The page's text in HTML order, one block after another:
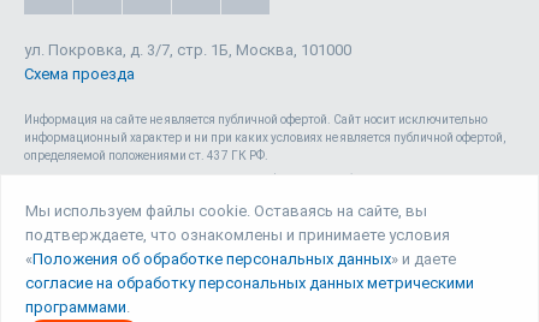
ул. Покровка, д. 3/7, стр. 1Б, Москва, 101000
Схема проезда
Информация на сайте не является публичной офертой. Cайт носит исключительно
информационный характер и ни при каких условиях не является публичной офертой,
определяемой положениями ст. 437 ГК РФ.
(ОГРН: 1087746040140) , а также зарегистрирован в качестве СМИ. Запрещается
копирование (как для собственных нужд, так и с целью распространения) и любое
иное использование сайта, его элементов и материалов без письменного согласия
© Юрвиста, 2026
Мы используем файлы cookie. Оставаясь на сайте, вы
подтверждаете, что ознакомлены и принимаете условия
«Положения об обработке персональных данных» и даете
согласие на обработку персональных данных метрическими
программами.